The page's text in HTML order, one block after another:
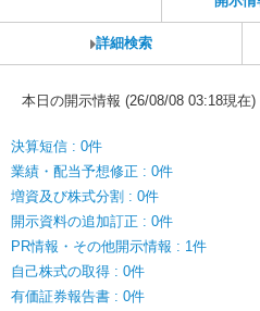
詳細検索
本日の開示情報 (26/08/08 03:18現在)
決算短信 : 0件
業績・配当予想修正 : 0件
増資及び株式分割 : 0件
開示資料の追加訂正 : 0件
PR情報・その他開示情報 : 1件
自己株式の取得 : 0件
有価証券報告書 : 0件